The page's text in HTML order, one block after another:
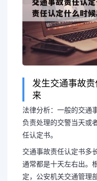
发生交通事故
来
法律分析：一般的交通
负责处理的交警当天或
任认定书。
交通事故责任认定书多
通常都是十天左右出。
定，公安机关交通管理